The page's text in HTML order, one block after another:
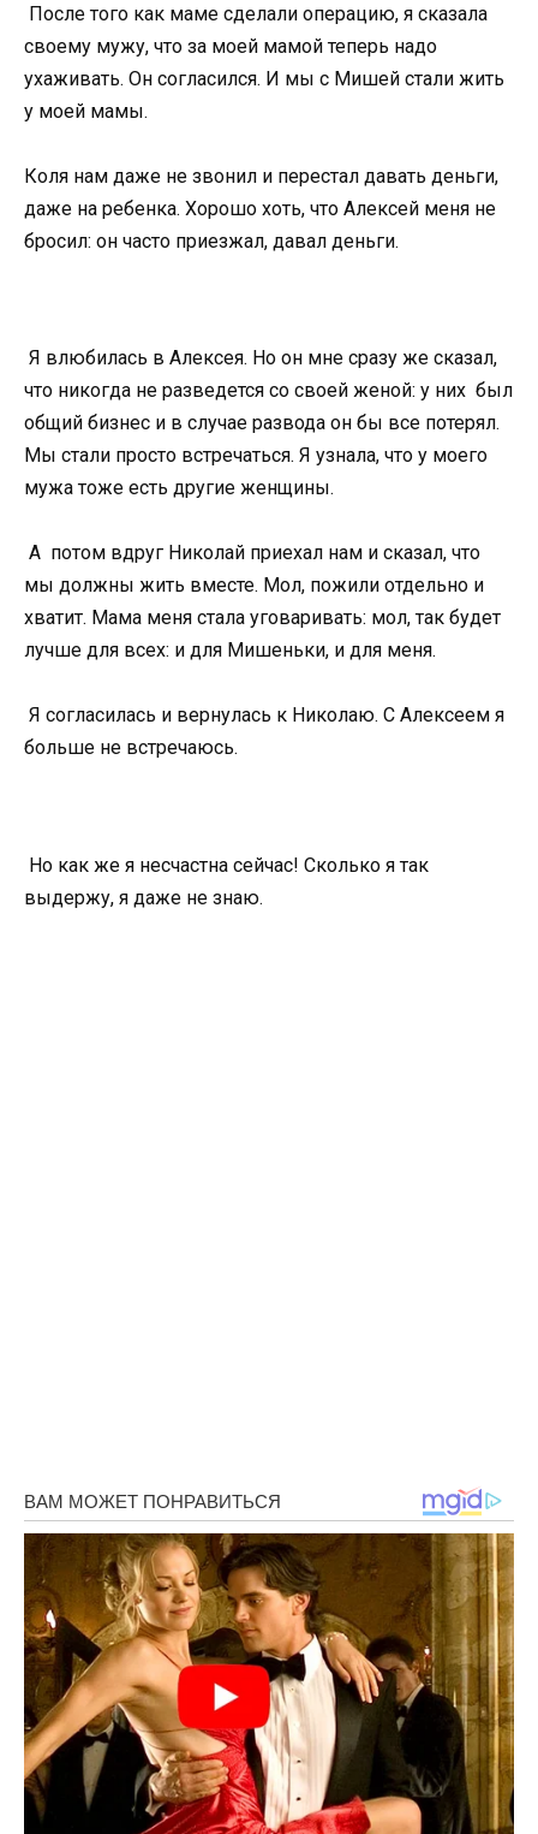
После того как маме сделали операцию, я сказала
своему мужу, что за моей мамой теперь надо
ухаживать. Он согласился. И мы с Мишей стали жить
у моей мамы.
Коля нам даже не звонил и перестал давать деньги,
даже на ребенка. Хорошо хоть, что Алексей меня не
бросил: он часто приезжал, давал деньги.
Я влюбилась в Алексея. Но он мне сразу же сказал,
что никогда не разведется со своей женой: у них был
общий бизнес и в случае развода он бы все потерял.
Мы стали просто встречаться. Я узнала, что у моего
мужа тоже есть другие женщины.
А потом вдруг Николай приехал нам и сказал, что
мы должны жить вместе. Мол, пожили отдельно и
хватит. Мама меня стала уговаривать: мол, так будет
лучше для всех: и для Мишеньки, и для меня.
Я согласилась и вернулась к Николаю. С Алексеем я
больше не встречаюсь.
Но как же я несчастна сейчас! Сколько я так
выдержу, я даже не знаю.